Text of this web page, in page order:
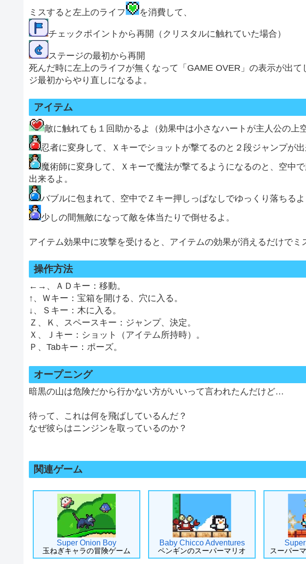
ミスすると左上のライフ を消費して、
チェックポイントから再開（クリスタルに触れていた場合）
ステージの最初から再開
死んだ時に左上のライフが無くなって「GAME OVER」の表示が出
ジ最初からやり直しになるよ。
アイテム
敵に触れても１回助かるよ（効果中は小さなハートが主人公の上
忍者に変身して、Ｘキーでショットが撃てるのと２段ジャンプが出
魔術師に変身して、Ｘキーで魔法が撃てるようになるのと、空中
出来るよ。
バブルに包まれて、空中でＺキー押しっぱなしでゆっくり落ちるよ
少しの間無敵になって敵を体当たりで倒せるよ。
アイテム効果中に攻撃を受けると、アイテムの効果が消えるだけでミ
操作方法
←→、ＡＤキー：移動。
↑、Ｗキー：宝箱を開ける、穴に入る。
↓、Ｓキー：木に入る。
Ｚ、Ｋ、スペースキー：ジャンプ、決定。
Ｘ、Ｊキー：ショット（アイテム所持時）。
Ｐ、Tabキー：ポーズ。
オープニング
暗黒の山は危険だから行かない方がいいって言われたんだけど…
待って、これは何を飛ばしているんだ？
なぜ彼らはニンジンを取っているのか？
関連ゲーム
Super Onion Boy
玉ねぎキャラの冒険ゲーム
Baby Chicco Adventures
ペンギンのスーパーマリオ
スーパー